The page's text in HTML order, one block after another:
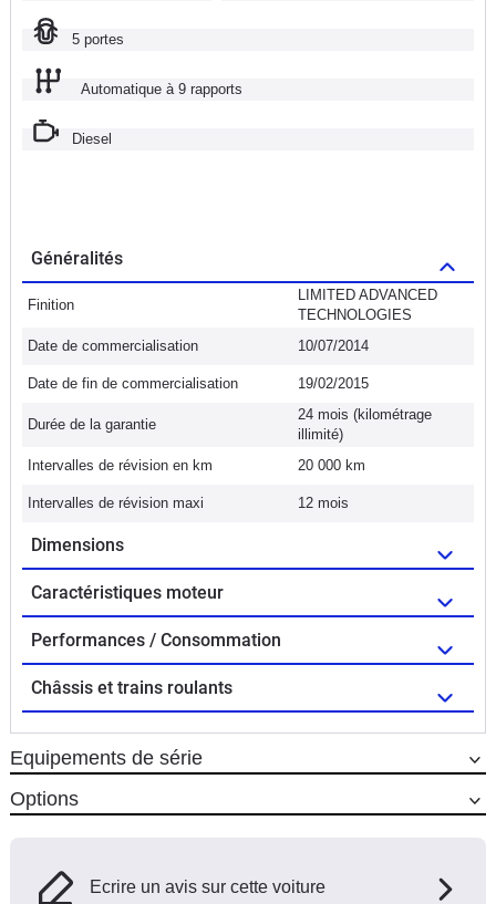
5 portes
Automatique à 9 rapports
Diesel
Généralités
Finition
LIMITED ADVANCED
TECHNOLOGIES
Date de commercialisation
10/07/2014
Date de fin de commercialisation 19/02/2015
Durée de la garantie
24 mois (kilométrage
illimité)
Intervalles de révision en km
20 000 km
Intervalles de révision maxi 12 mois
Dimensions
Caractéristiques moteur
Performances / Consommation
Châssis et trains roulants
Equipements de série
Options
Ecrire un avis sur cette voiture